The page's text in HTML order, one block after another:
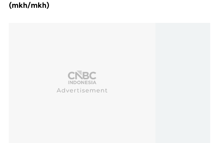
(mkh/mkh)